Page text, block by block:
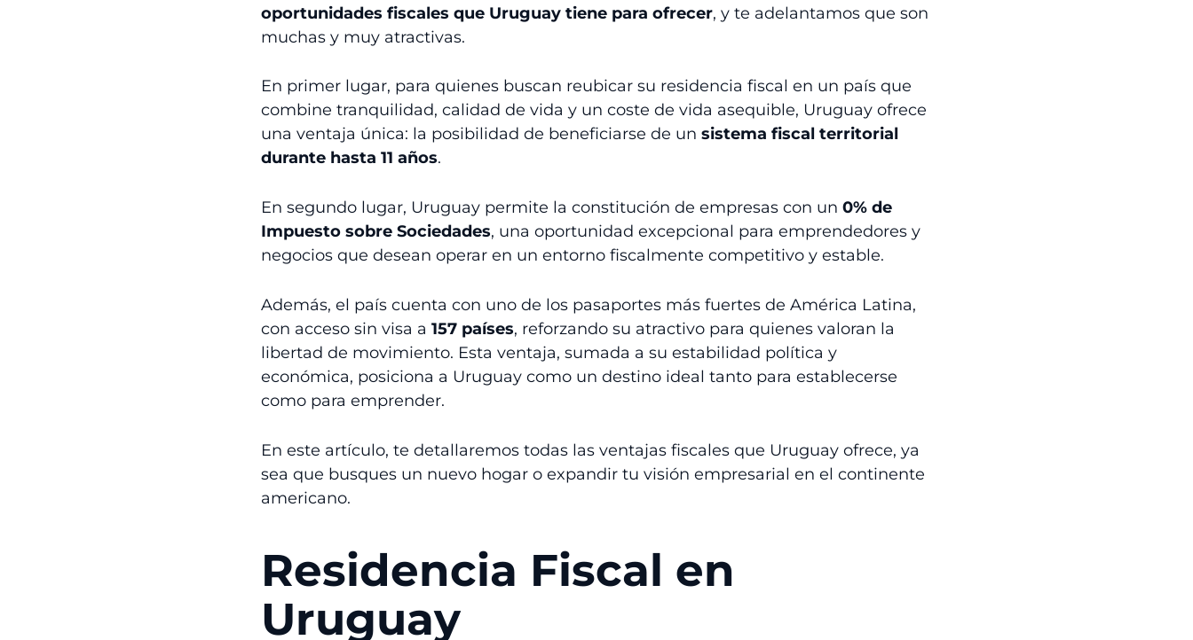
oportunidades fiscales que Uruguay tiene para ofrecer, y te adelantamos que son
muchas y muy atractivas.
En primer lugar, para quienes buscan reubicar su residencia fiscal en un país que
combine tranquilidad, calidad de vida y un coste de vida asequible, Uruguay ofrece
una ventaja única: la posibilidad de beneficiarse de unsistema fiscal territorial
durante hasta 11 años.
En segundo lugar, Uruguay permite la constitución de empresas con un0% de
Impuesto sobre Sociedades, una oportunidad excepcional para emprendedores y
negocios que desean operar en un entorno fiscalmente competitivo y estable.
Además, el país cuenta con uno de los pasaportes más fuertes de América Latina,
con acceso sin visa a157 países, reforzando su atractivo para quienes valoran la
libertad de movimiento. Esta ventaja, sumada a su estabilidad política y
económica, posiciona a Uruguay como un destino ideal tanto para establecerse
como para emprender.
En este artículo, te detallaremos todas las ventajas fiscales que Uruguay ofrece, ya
sea que busques un nuevo hogar o expandir tu visión empresarial en el continente
americano.
Residencia Fiscal en
Uruguay